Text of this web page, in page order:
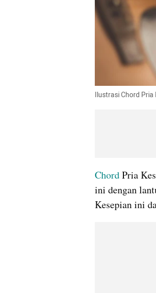
Ilustrasi Chord
Chord Pria
ini dengan
Kesepian ini